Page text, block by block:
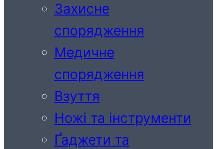
Захисне
спорядження
Медичне
спорядження
Взуття
Ножі та інструменти
Ґаджети та